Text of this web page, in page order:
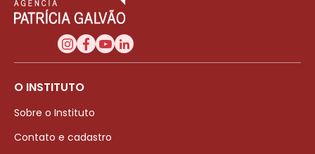
O INSTITUTO
Sobre o Instituto
Contato e cadastro